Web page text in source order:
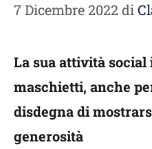
7 Dicembre 2022di
La sua attività
maschietti, anche
disdegna di
generosità